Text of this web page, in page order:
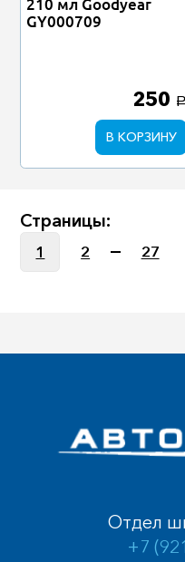
GY000709
250 a
В КОРЗИНУ
Страницы:
1 2 27
Отдел
+7